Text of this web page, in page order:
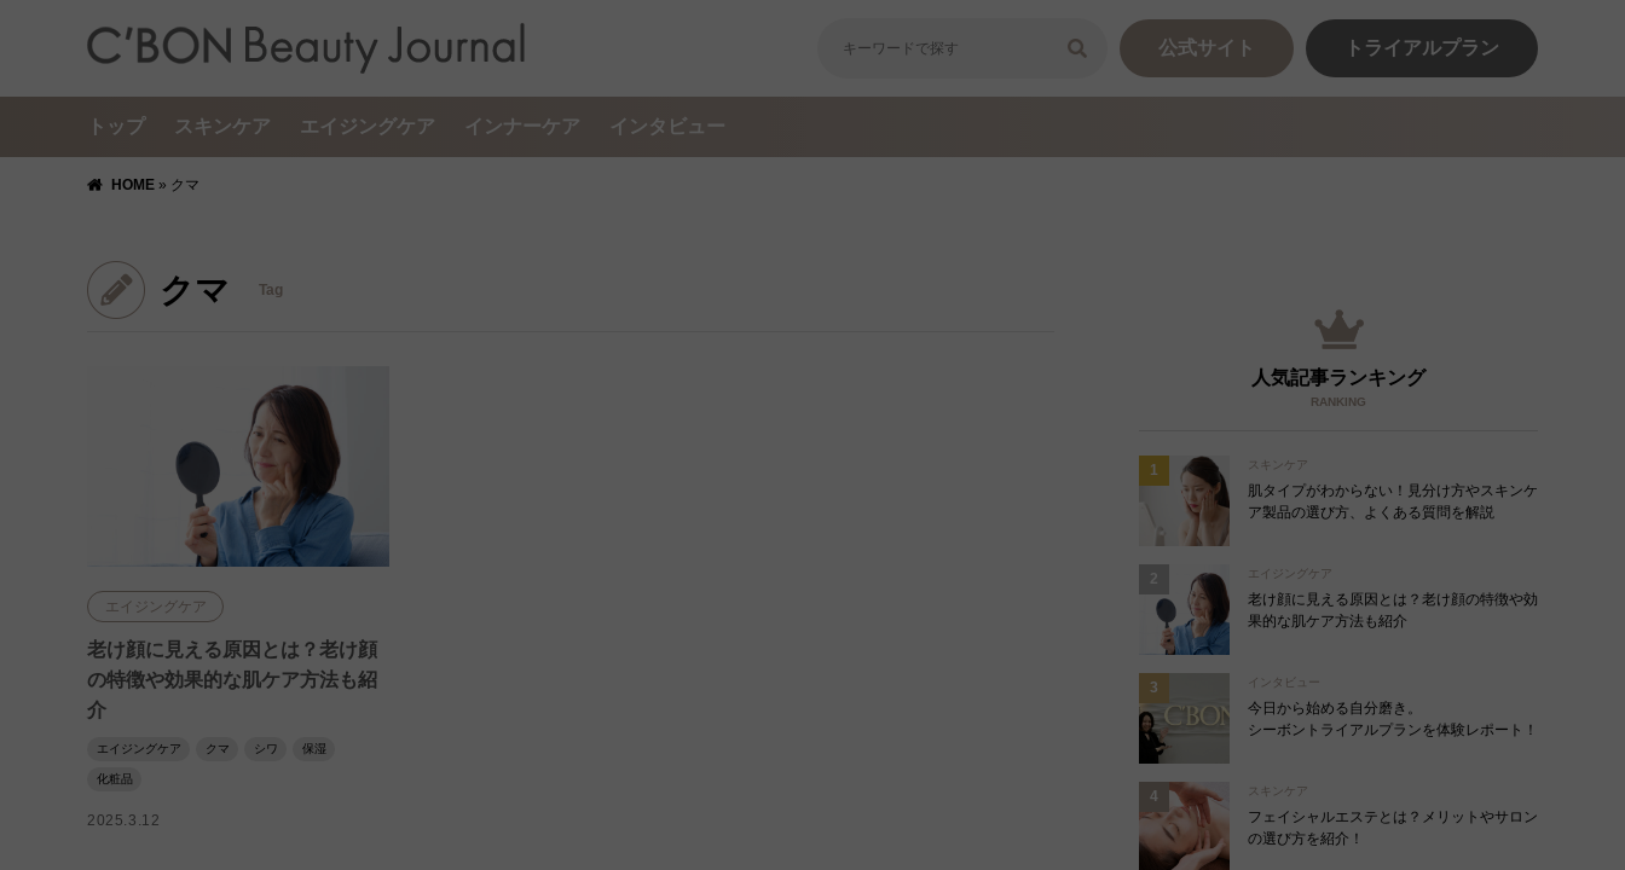
公式サイト トライアルプラン
トップ スキンケア エイジングケア インナーケア インタビュー
HOME » クマ
クマ Tag
エイジングケア
老け顔に見える原因とは？老け顔
の特徴や効果的な肌ケア方法も紹
介
エイジングケア クマ シワ 保湿
化粧品
2025.3.12
人気記事ランキング
RANKING
スキンケア
肌タイプがわからない！見分け方やスキンケ
ア製品の選び方、よくある質問を解説
エイジングケア
老け顔に見える原因とは？老け顔の特徴や効
果的な肌ケア方法も紹介
インタビュー
今日から始める自分磨き。
シーボントライアルプランを体験レポート！
スキンケア
フェイシャルエステとは？メリットやサロン
の選び方を紹介！